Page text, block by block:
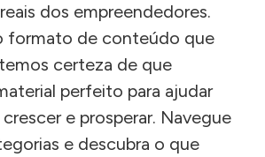
dos empreendedores.
formato de conteúdo que
certeza de que
perfeito para ajudar
e prosperar. Navegue
e descubra o que